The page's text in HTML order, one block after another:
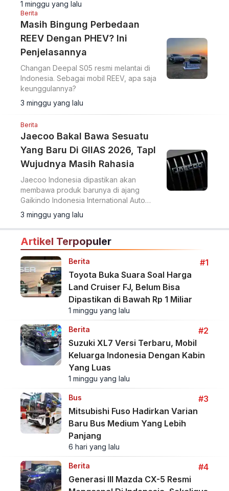
camping.
1 minggu yang lalu
Berita
Masih Bingung Perbedaan
REEV Dengan PHEV? Ini
Penjelasannya
Changan Deepal S05 resmi melantai di
Indonesia. Sebagai mobil REEV, apa saja
keunggulannya?
3 minggu yang lalu
Berita
Jaecoo Bakal Bawa Sesuatu
Yang Baru Di GIIAS 2026, TapI
Wujudnya Masih Rahasia
Jaecoo Indonesia dipastikan akan
membawa produk barunya di ajang
Gaikindo Indonesia International Auto
Show (GIIAS) 2026.
3 minggu yang lalu
Artikel Terpopuler
Berita
#1
Toyota Buka Suara Soal Harga
Land Cruiser FJ, Belum Bisa
Dipastikan di Bawah Rp 1 Miliar
1 minggu yang lalu
Berita
#2
Suzuki XL7 Versi Terbaru, Mobil
Keluarga Indonesia Dengan Kabin
Yang Luas
1 minggu yang lalu
Bus
#3
Mitsubishi Fuso Hadirkan Varian
Baru Bus Medium Yang Lebih
Panjang
6 hari yang lalu
Berita
#4
Generasi III Mazda CX-5 Resmi